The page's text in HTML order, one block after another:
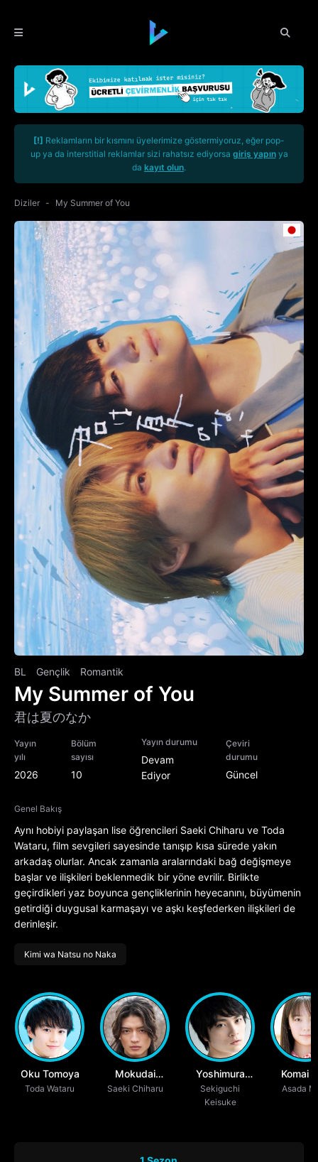
[!] Reklamların bir kısmını üyelerimize göstermiyoruz, eğer pop-
up ya da interstitial reklamlar sizi rahatsız ediyorsa giriş yapınya
da kayıt olun.
Diziler My Summer of You
BL Gençlik Romantik
My Summer of You
君は夏のなか
Yayın
yılı
2026
Bölüm
sayısı
10
Yayın durumu
Devam
Ediyor
Çeviri
durumu
Güncel
Genel Bakış
Aynı hobiyi paylaşan lise öğrencileri Saeki Chiharu ve Toda
Wataru, film sevgileri sayesinde tanışıp kısa sürede yakın
arkadaş olurlar. Ancak zamanla aralarındaki bağ değişmeye
başlar ve ilişkileri beklenmedik bir yöne evrilir. Birlikte
geçirdikleri yaz boyunca gençliklerinin heyecanını, büyümenin
getirdiği duygusal karmaşayı ve aşkı keşfederken ilişkileri de
derinleşir.
Kimi wa Natsu no Naka
Oku Tomoya
Toda Wataru
Mokudai
Kazuto
Saeki Chiharu
Yoshimura
Sojiro
Sekiguchi
Keisuke
Komai
Asada